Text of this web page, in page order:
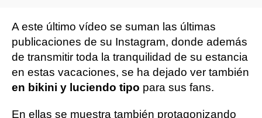
A este último vídeo se suman las últimas
publicaciones de su Instagram, donde además
de transmitir toda la tranquilidad de su estancia
en estas vacaciones, se ha dejado ver también
en bikini y luciendo tipo para sus fans.
En ellas se muestra también protagonizando